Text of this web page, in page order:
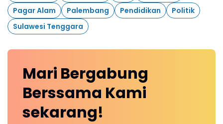
Pagar Alam
Palembang Pendidikan
Politik
Sulawesi Tenggara
Mari Bergabung
Berssama Kami
sekarang!